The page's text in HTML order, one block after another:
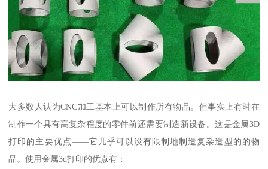
大多数人认为CNC加工基本上可以制作所有物品。但事实上有时在
制作一个具有高复杂程度的零件前还需要制造新设备。这是金属3D
打印的主要优点——它几乎可以没有限制地制造复杂造型的的物
品。使用金属3d打印的优点有：